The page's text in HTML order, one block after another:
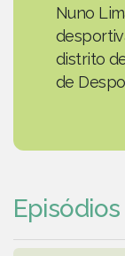
Nuno
distrito
de
Episódios